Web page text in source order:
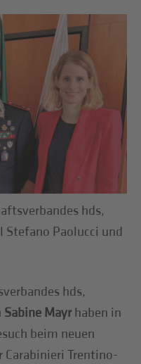
hds,
Stefano Paolucci und
hds,
Sabine Mayrhaben in
beim neuen
Trentino-